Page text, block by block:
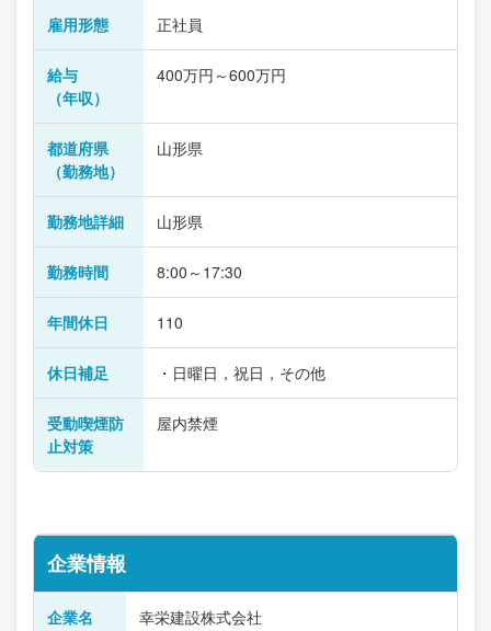
雇用形態 正社員
給与
（年収）
400万円～600万円
都道府県
（勤務地）
山形県
勤務地詳細 山形県
勤務時間 8:00～17:30
年間休日 110
休日補足 ・日曜日，祝日，その他
受動喫煙防
止対策
屋内禁煙
企業情報
企業名 幸栄建設株式会社